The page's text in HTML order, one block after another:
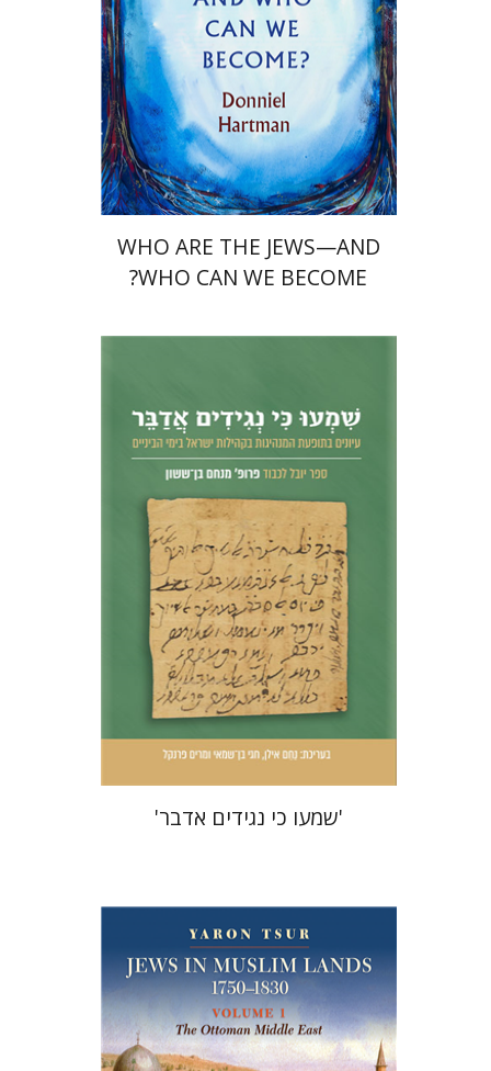
הנחת אתר ספר מודפס
$30
$27
WHO ARE THE JEWS—AND
WHO CAN WE BECOME?
נחם אילן חגי בן-שמאי
מרים
פרנקל
הנחת אתר ספר מודפס
$57
$51
'שמעו כי נגידים אדבר'
ירון צור
אורסולה ווקוק